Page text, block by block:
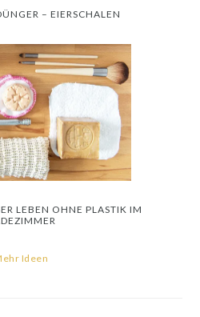
– EIERSCHALEN
LEBEN OHNE PLASTIK IM
Ideen